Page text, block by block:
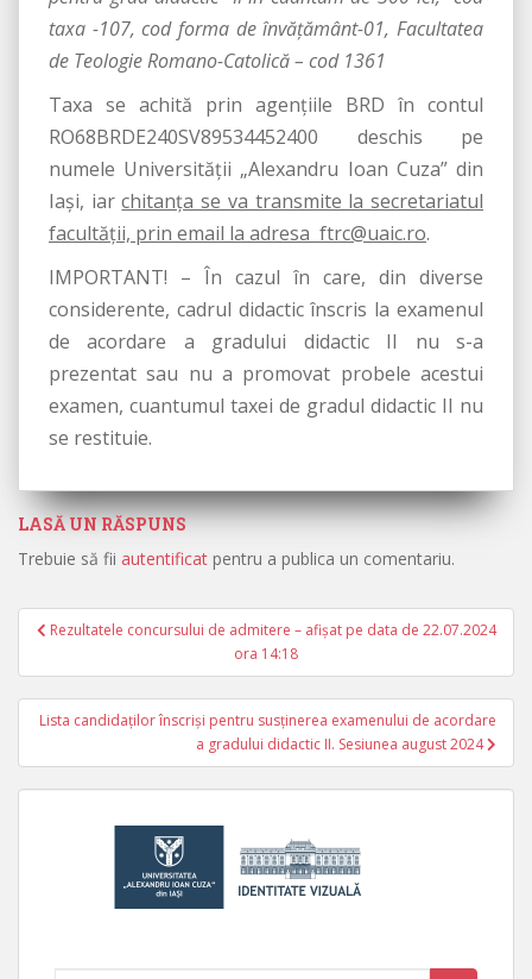
taxa -107, cod forma de învăţământ-01, Facultatea
de Teologie Romano-Catolică – cod 1361
Taxa se achită prin agenţiile BRD în contul
RO68BRDE240SV89534452400 deschis pe
numele Universităţii „Alexandru Ioan Cuza” din
Iaşi, iarchitanţa se va transmite la secretariatul
facultăţii, prin email la adresa ftrc@uaic.ro.
IMPORTANT! – În cazul în care, din diverse
considerente, cadrul didactic înscris la examenul
de acordare a gradului didactic II nu s-a
prezentat sau nu a promovat probele acestui
examen, cuantumul taxei de gradul didactic II nu
se restituie.
LASĂ UN RĂSPUNS
Trebuie să fii autentificat pentru a publica un comentariu.
Navigare în articole
Rezultatele concursului de admitere – afișat pe data de 22.07.2024
ora 14:18
Lista candidaților înscriși pentru susținerea examenului de acordare
a gradului didactic II. Sesiunea august 2024